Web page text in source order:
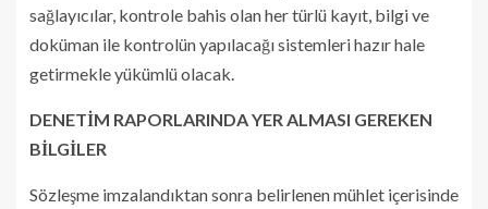
sağlayıcılar, kontrole bahis olan her türlü kayıt, bilgi ve
doküman ile kontrolün yapılacağı sistemleri hazır hale
getirmekle yükümlü olacak.
DENETİM RAPORLARINDA YER ALMASI GEREKEN
BİLGİLER
Sözleşme imzalandıktan sonra belirlenen mühlet içerisinde